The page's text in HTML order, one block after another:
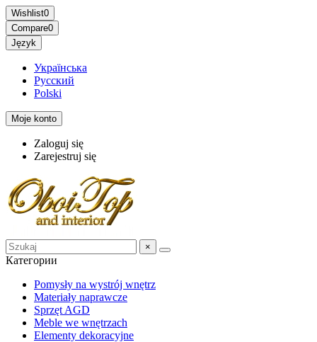
Wishlist0
Compare0
Język
Українська
Русский
Polski
Moje konto
Zaloguj się
Zarejestruj się
×
Категории
Pomysły na wystrój wnętrz
Materiały naprawcze
Sprzęt AGD
Meble we wnętrzach
Elementy dekoracyjne